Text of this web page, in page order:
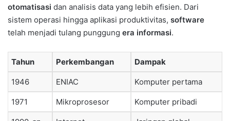
otomatisasi dan analisis data yang lebih efisien. Dari
sistem operasi hingga aplikasi produktivitas, software
telah menjadi tulang punggung era informasi.
Tahun Perkembangan Dampak
1946 ENIAC Komputer pertama
1971 Mikroprosesor Komputer pribadi